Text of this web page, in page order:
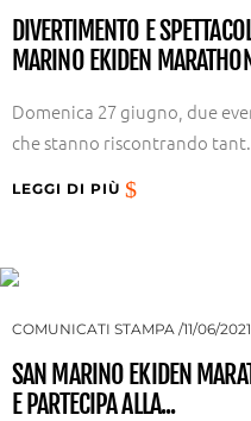
DIVERTIMENTO E
MARINO EKIDEN
Domenica 27 giugno, due
che stanno riscontrando
LEGGI DI PIÙ
COMUNICATI STAMPA 11/06/2021
SAN MARINO EKIDEN
E PARTECIPA ALLA...